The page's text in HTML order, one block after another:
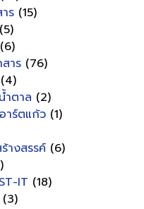
ร (15)
(5)
(6)
าร (76)
(4)
ำตาล (2)
าร์ตแก้ว (1)
างสรรค์ (6)
IT (18)
(3)